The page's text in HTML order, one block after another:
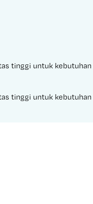
tinggi untuk kebutuhan
tinggi untuk kebutuhan